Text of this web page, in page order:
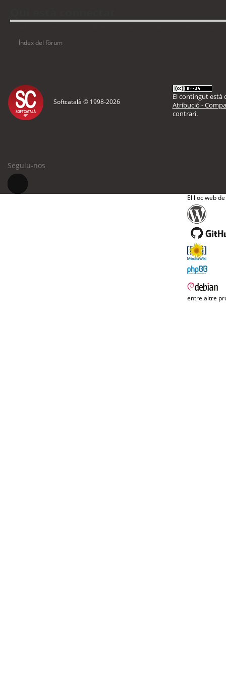
Índex del fòrum
Softcatalà © 1998-2026
El contingut està
Atribució -
contrari.
Seguiu-nos
El lloc web
entre altre